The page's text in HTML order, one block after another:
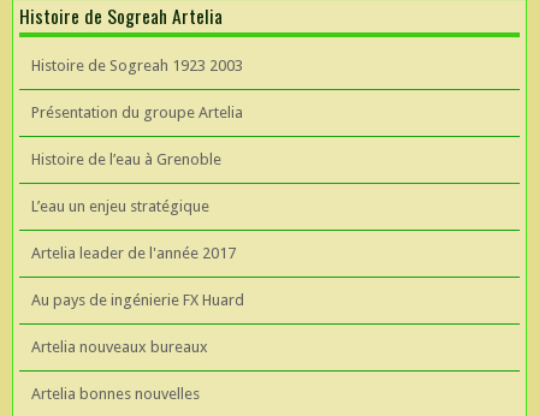
Histoire de Sogreah Artelia
Histoire de Sogreah 1923 2003
Présentation du groupe Artelia
Histoire de l’eau à Grenoble
L’eau un enjeu stratégique
Artelia leader de l'année 2017
Au pays de ingénierie FX Huard
Artelia nouveaux bureaux
Artelia bonnes nouvelles